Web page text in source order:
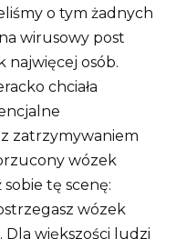
o tym żadnych
wirusowy post
najwięcej osób.
chciała
zatrzymywaniem
wózek
tę scenę:
wózek
większości ludzi